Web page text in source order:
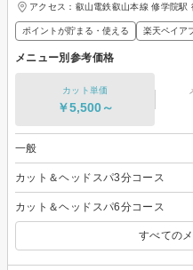
アクセス：叡山電鉄叡山本線 修学院駅
ポイントが貯まる・使える 楽天ペイア
メニュー別参考価格
カット単価
￥5,500～
一般
カット＆ヘッドスパ3分コース
カット＆ヘッドスパ6分コース
すべての